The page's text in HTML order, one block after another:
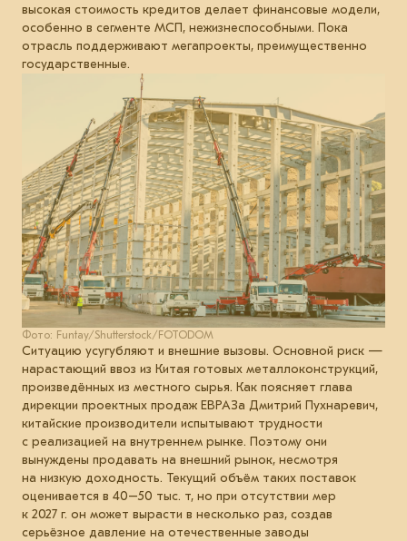
высокая стоимость кредитов делает финансовые модели,
особенно в сегменте МСП, нежизнеспособными. Пока
отрасль поддерживают мегапроекты, преимущественно
государственные.
Фото: Funtay/Shutterstock/FOTODOM
Ситуацию усугубляют и внешние вызовы. Основной риск —
нарастающий ввоз из Китая готовых металлоконструкций,
произведённых из местного сырья. Как поясняет глава
дирекции проектных продаж ЕВРАЗа Дмитрий Пухнаревич,
китайские производители испытывают трудности
с реализацией на внутреннем рынке. Поэтому они
вынуждены продавать на внешний рынок, несмотря
на низкую доходность. Текущий объём таких поставок
оценивается в 40–50 тыс. т, но при отсутствии мер
к 2027 г. он может вырасти в несколько раз, создав
серьёзное давление на отечественные заводы